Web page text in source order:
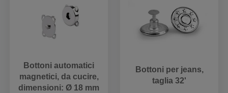
Bottoni automatici
magnetici, da cucire,
dimensioni: Ø 18 mm
Bottoni per jeans,
taglia 32'